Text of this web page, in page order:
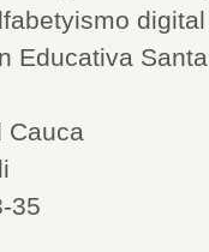
digital
Educativa
Cauca
35